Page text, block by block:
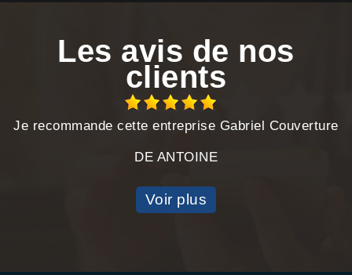
Les avis de nos
clients
Je recommande cette entreprise Gabriel Couverture
DE ANTOINE
Voir plus